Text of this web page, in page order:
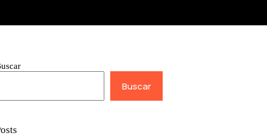
Buscar